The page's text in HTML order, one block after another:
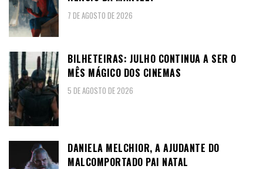
7 DE AGOSTO DE 2026
BILHETEIRAS: JULHO CONTINUA A SER O
MÊS MÁGICO DOS CINEMAS
5 DE AGOSTO DE 2026
DANIELA MELCHIOR, A AJUDANTE DO
MALCOMPORTADO PAI NATAL